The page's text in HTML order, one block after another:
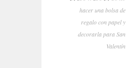
hacer una bolsa de
regalo con papel y
decorarla para San
Valentín